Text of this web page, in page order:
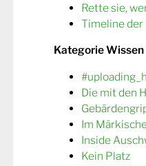
Rette sie,
Timeline der
Kategorie
Die mit den
Im
Inside
Kein Platz